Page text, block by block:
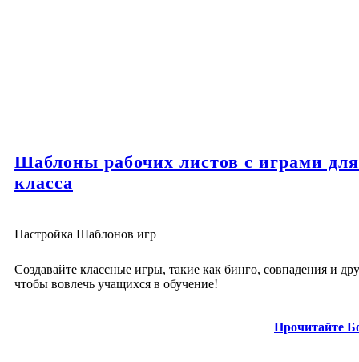
Шаблоны рабочих листов с играми для
класса
Настройка Шаблонов игр
Создавайте классные игры, такие как бинго, совпадения и
чтобы вовлечь учащихся в обучение!
Прочитайте